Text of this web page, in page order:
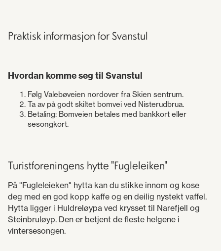
Praktisk informasjon for Svanstul
Hvordan komme seg til Svanstul
Følg Valebøveien nordover fra Skien sentrum.
Ta av på godt skiltet bomvei ved Nisterudbrua.
Betaling: Bomveien betales med bankkort eller
sesongkort.
Turistforeningens hytte "Fugleleiken"
På "Fugleleieken" hytta kan du stikke innom og kose
deg med en god kopp kaffe og en deilig nystekt vaffel.
Hytta ligger i Huldreløypa ved krysset til Narefjell og
Steinbruløyp. Den er betjent de fleste helgene i
vintersesongen.